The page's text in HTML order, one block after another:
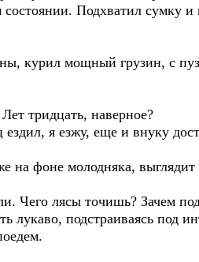
Подхватил сумку и
курил мощный грузин, с
тридцать, наверное?
я езжу, еще и внуку
на фоне молодняка,
Чего лясы точишь? Зачем
лукаво, подстраиваясь под